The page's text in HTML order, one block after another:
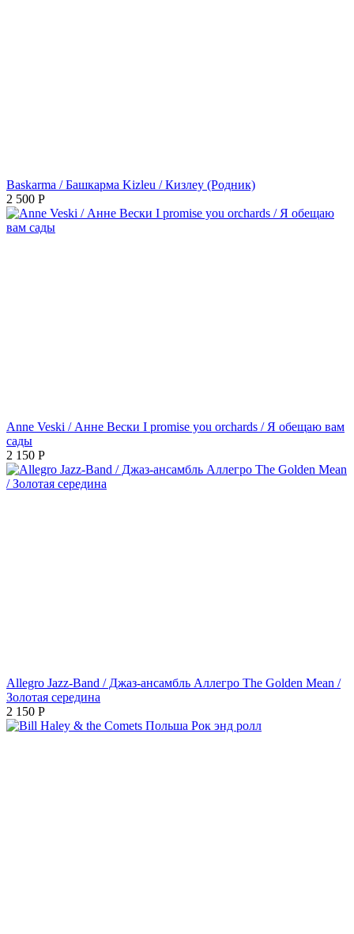
Baskarma / Башкарма Kizleu / Кизлеу (Родник)
2 500 Р
Anne Veski / Анне Вески I promise you orchards / Я обещаю вам
сады
2 150 Р
Allegro Jazz-Band / Джаз-ансамбль Аллегро The Golden Mean /
Золотая середина
2 150 Р